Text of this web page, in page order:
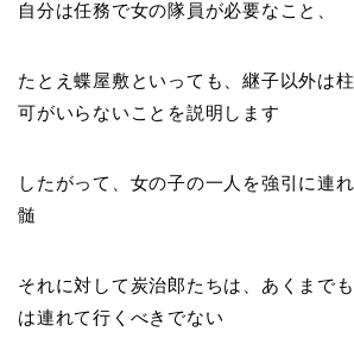
自分は任務で女の隊員が必要なこと、
たとえ蝶屋敷といっても、継子以外は
可がいらないことを説明します
したがって、女の子の一人を強引に連
髄
それに対して炭治郎たちは、あくまで
は連れて行くべきでない